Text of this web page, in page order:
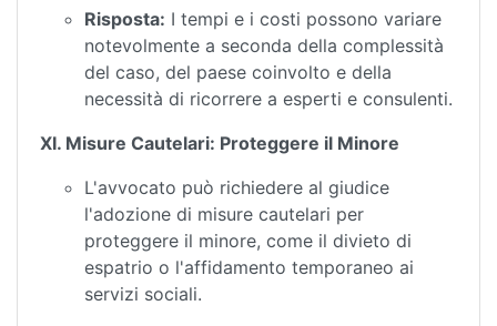
Risposta: I tempi e i costi possono variare
notevolmente a seconda della complessità
del caso, del paese coinvolto e della
necessità di ricorrere a esperti e consulenti.
XI. Misure Cautelari: Proteggere il Minore
L'avvocato può richiedere al giudice
l'adozione di misure cautelari per
proteggere il minore, come il divieto di
espatrio o l'affidamento temporaneo ai
servizi sociali.